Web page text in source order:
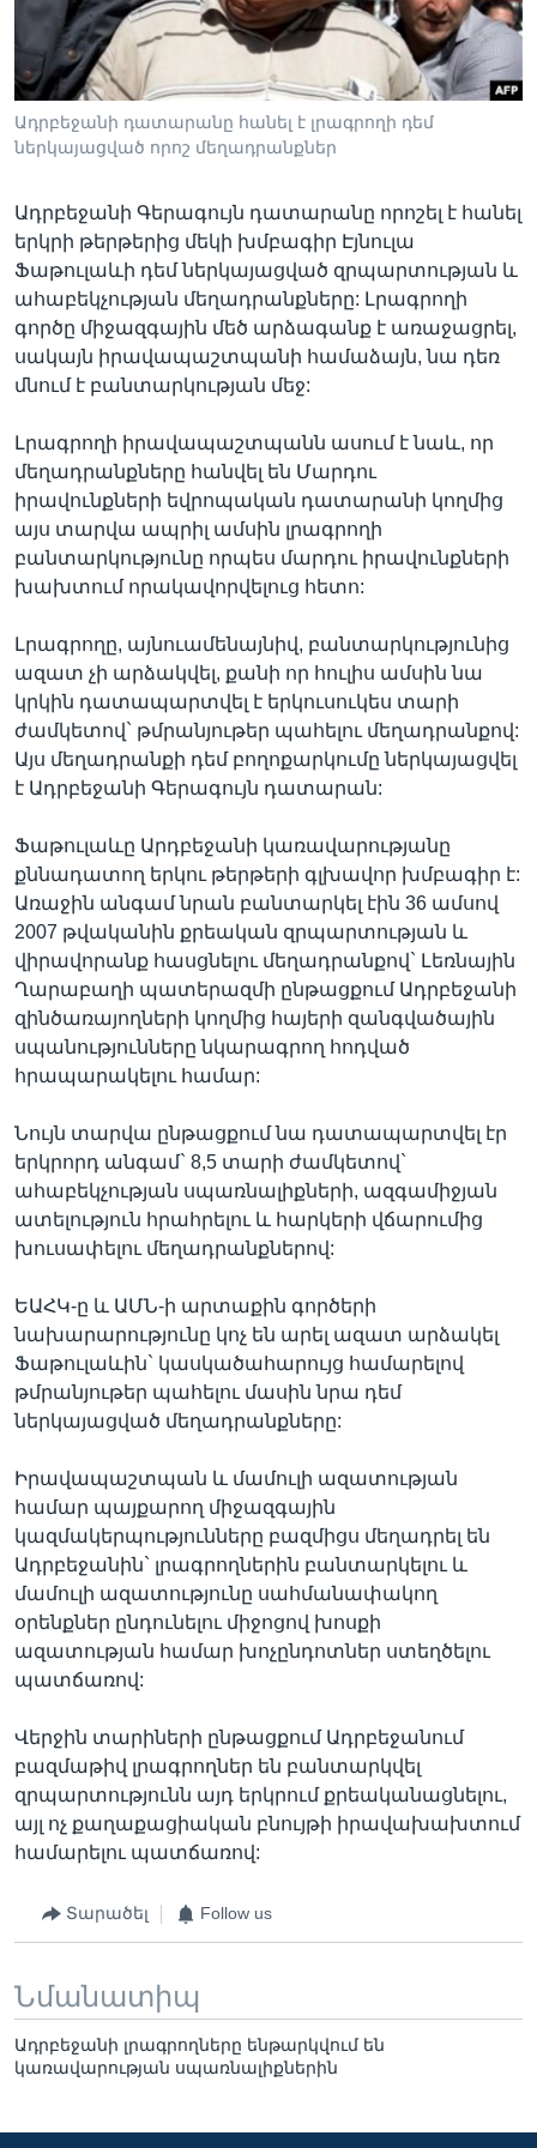
Լեզուներ
Ադրբեջանի դատարանը հանել է լրագրողի դեմ
ներկայացված որոշ մեղադրանքներ
Ադրբեջանի Գերագույն դատարանը որոշել է հանել
երկրի թերթերից մեկի խմբագիր Էյնուլա
Ֆաթուլաևի դեմ ներկայացված զրպարտության և
ահաբեկչության մեղադրանքները: Լրագրողի
գործը միջազգային մեծ արձագանք է առաջացրել,
սակայն իրավապաշտպանի համաձայն, նա դեռ
մնում է բանտարկության մեջ:
Լրագրողի իրավապաշտպանն ասում է նաև, որ
մեղադրանքները հանվել են Մարդու
իրավունքների եվրոպական դատարանի կողմից
այս տարվա ապրիլ ամսին լրագրողի
բանտարկությունը որպես մարդու իրավունքների
խախտում որակավորվելուց հետո:
Լրագրողը, այնուամենայնիվ, բանտարկությունից
ազատ չի արձակվել, քանի որ հուլիս ամսին նա
կրկին դատապարտվել է երկուսուկես տարի
ժամկետով` թմրանյութեր պահելու մեղադրանքով:
Այս մեղադրանքի դեմ բողոքարկումը ներկայացվել
է Ադրբեջանի Գերագույն դատարան:
Ֆաթուլաևը Արդբեջանի կառավարությանը
քննադատող երկու թերթերի գլխավոր խմբագիր է:
Առաջին անգամ նրան բանտարկել էին 36 ամսով
2007 թվականին քրեական զրպարտության և
վիրավորանք հասցնելու մեղադրանքով` Լեռնային
Ղարաբաղի պատերազմի ընթացքում Ադրբեջանի
զինծառայողների կողմից հայերի զանգվածային
սպանությունները նկարագրող հոդված
հրապարակելու համար:
Նույն տարվա ընթացքում նա դատապարտվել էր
երկրորդ անգամ` 8,5 տարի ժամկետով`
ահաբեկչության սպառնալիքների, ազգամիջյան
ատելություն հրահրելու և հարկերի վճարումից
խուսափելու մեղադրանքներով:
ԵԱՀԿ-ը և ԱՄՆ-ի արտաքին գործերի
նախարարությունը կոչ են արել ազատ արձակել
Ֆաթուլաևին` կասկածահարույց համարելով
թմրանյութեր պահելու մասին նրա դեմ
ներկայացված մեղադրանքները:
Իրավապաշտպան և մամուլի ազատության
համար պայքարող միջազգային
կազմակերպությունները բազմիցս մեղադրել են
Ադրբեջանին` լրագրողներին բանտարկելու և
մամուլի ազատությունը սահմանափակող
օրենքներ ընդունելու միջոցով խոսքի
ազատության համար խոչընդոտներ ստեղծելու
պատճառով:
Վերջին տարիների ընթացքում Ադրբեջանում
բազմաթիվ լրագրողներ են բանտարկվել
զրպարտությունն այդ երկրում քրեականացնելու,
այլ ոչ քաղաքացիական բնույթի իրավախախտում
համարելու պատճառով:
Տարածել Follow us
Նմանատիպ
Ադրբեջանի լրագրողները ենթարկվում են
կառավարության սպառնալիքներին